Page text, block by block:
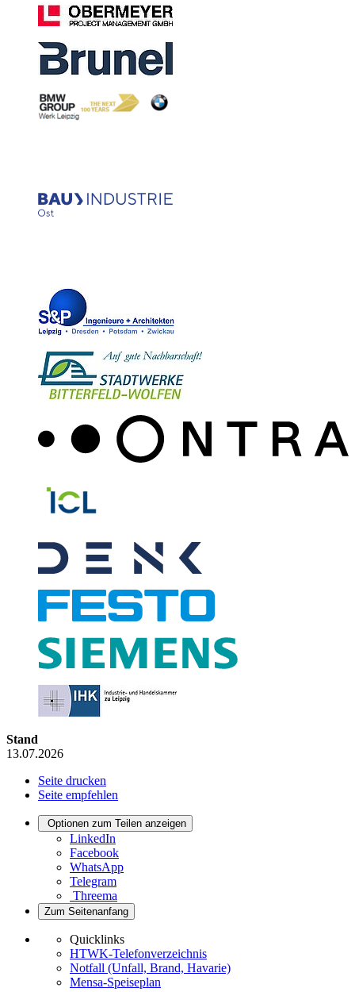
Stand
13.07.2026
Seite drucken
Seite empfehlen
Optionen zum Teilen anzeigen
LinkedIn
Facebook
WhatsApp
Telegram
Threema
Zum Seitenanfang
Quicklinks
HTWK-Telefonverzeichnis
Notfall (Unfall, Brand, Havarie)
Mensa-Speiseplan